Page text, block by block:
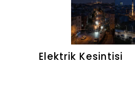
Elektrik Kesintisi